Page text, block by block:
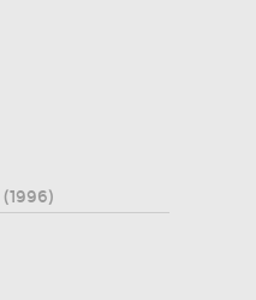
(1996)